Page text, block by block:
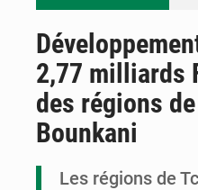
2,77 milliards
des régions
Bounkani
Les régions de